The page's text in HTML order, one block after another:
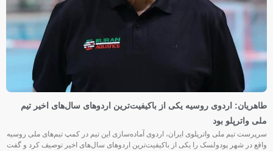
طاهریان: اردوی روسیه یکی از باکیفیت‌ترین اردوهای سال‌های اخیر تیم
ملی واترپلو بود
سرپرست تیم ملی واترپلوی ایران، اردوی آماده‌سازی این تیم در کمپ تیم‌های ملی روسیه
واقع در شهر پودولسک را یکی از باکیفیت‌ترین اردوهای سال‌های اخیر توصیف کرد و گفت